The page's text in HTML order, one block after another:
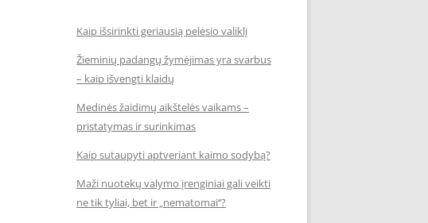
Kaip išsirinkti geriausią pelėsio valiklį
Žieminių padangų žymėjimas yra svarbus
– kaip išvengti klaidų
Medinės žaidimų aikštelės vaikams –
pristatymas ir surinkimas
Kaip sutaupyti aptveriant kaimo sodybą?
Maži nuotekų valymo įrenginiai gali veikti
ne tik tyliai, bet ir „nematomai‘‘?